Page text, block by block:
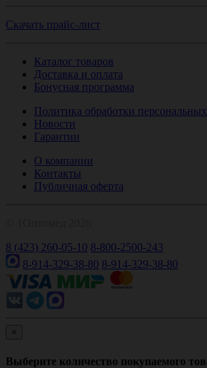
Скачать прайс-лист
Каталог товаров
Доставка и оплата
Бонусная программа
Политика обработки
Новости
Гарантии
О компании
Контакты
Публичная оферта
8 (423) 260-05-10 8-800-2500-243
8-914-329-38-80 8-914-329-38-80
×
Выберите количество покупаемого